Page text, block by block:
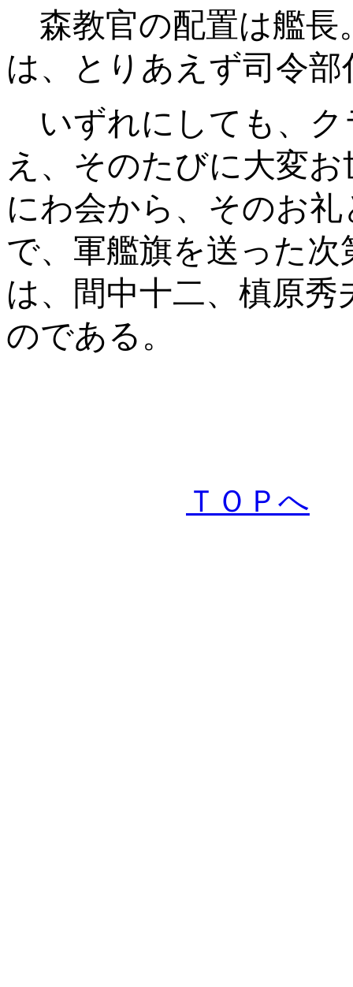
森教官の配置は艦長
は、とりあえず司令
いずれにしても、ク
え、そのたびに大変
にわ会から、そのお
で、軍艦旗を送った
は、間中十二、槙原
のである。
ＴＯＰへ